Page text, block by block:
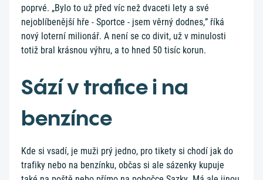
poprvé. „Bylo to už před víc než dvaceti lety a své
nejoblíbenější hře - Sportce - jsem věrný dodnes,” říká
nový loterní milionář. A není se co divit, už v minulosti
totiž bral krásnou výhru, a to hned 50 tisíc korun.
Sází v trafice i na
benzínce
Kde si vsadí, je muži prý jedno, pro tikety si chodí jak do
trafiky nebo na benzínku, občas si ale sázenky kupuje